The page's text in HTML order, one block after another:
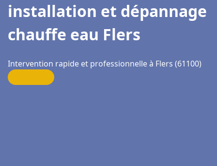
installation et dépannage
chauffe eau Flers
Intervention rapide et professionnelle à Flers (61100)